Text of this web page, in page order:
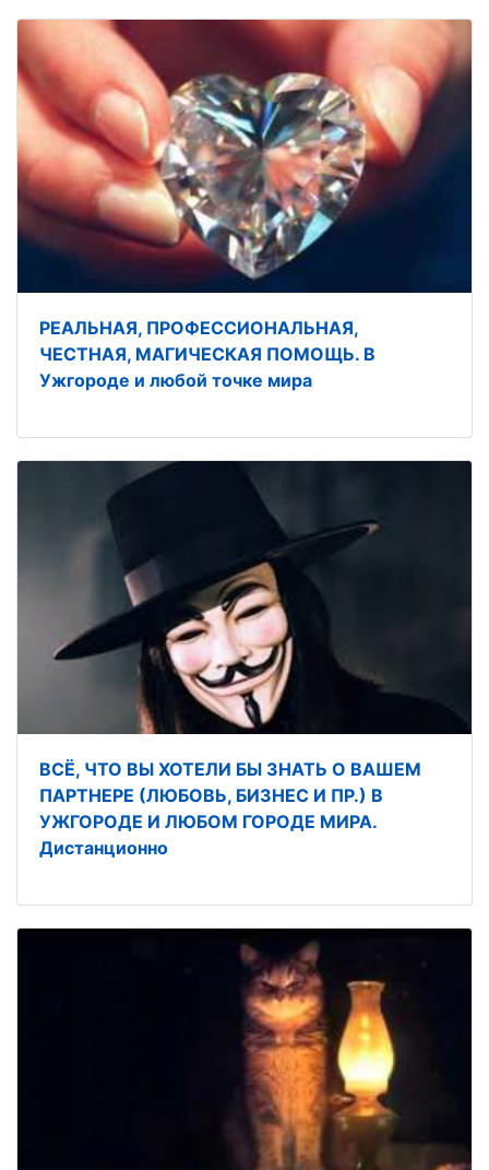
РЕАЛЬНАЯ, ПРОФЕССИОНАЛЬНАЯ,
ЧЕСТНАЯ, МАГИЧЕСКАЯ ПОМОЩЬ. В
Ужгороде и любой точке мира
ВСЁ, ЧТО ВЫ ХОТЕЛИ БЫ ЗНАТЬ О ВАШЕМ
ПАРТНЕРЕ (ЛЮБОВЬ, БИЗНЕС И ПР.) В
УЖГОРОДЕ И ЛЮБОМ ГОРОДЕ МИРА.
Дистанционно